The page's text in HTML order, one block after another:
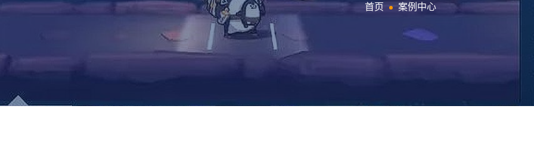
首页 案例中心